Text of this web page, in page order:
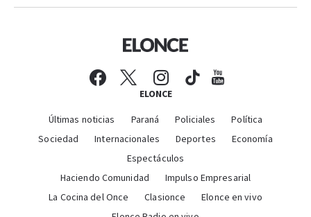
ELONCE
Últimas noticias Paraná Policiales
Política
Sociedad
Internacionales Deportes
Economía
Espectáculos
Haciendo Comunidad
Impulso Empresarial
La Cocina del Once
Clasionce
Elonce en vivo